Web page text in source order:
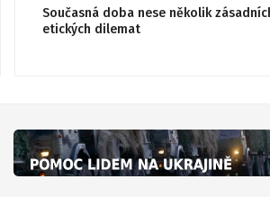
Současná doba nese několik
etických dilemat